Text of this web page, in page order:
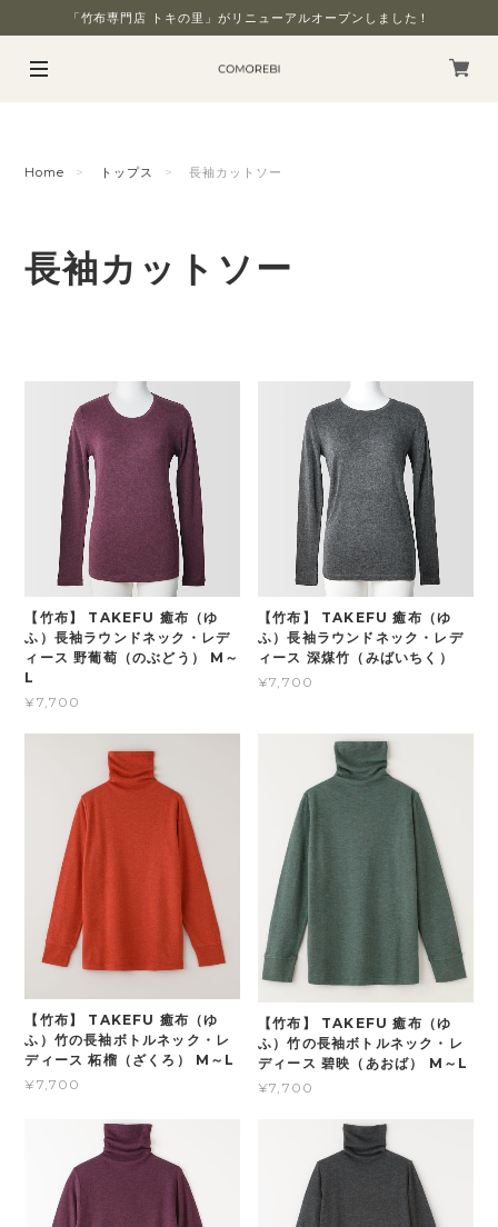
「竹布専門店 トキの里」がリニューアルオープンしました！
Home トップス 長袖カットソー
長袖カットソー
【竹布】 TAKEFU 癒布（ゆ
ふ）長袖ラウンドネック・レデ
ィース 野葡萄（のぶどう） M～
L
¥7,700
【竹布】 TAKEFU 癒布（ゆ
ふ）長袖ラウンドネック・レデ
ィース 深煤竹（みばいちく）
¥7,700
【竹布】 TAKEFU 癒布（ゆ
ふ）竹の長袖ボトルネック・レ
ディース 柘榴（ざくろ） M～L
¥7,700
【竹布】 TAKEFU 癒布（ゆ
ふ）竹の長袖ボトルネック・レ
ディース 碧映（あおば） M～L
¥7,700